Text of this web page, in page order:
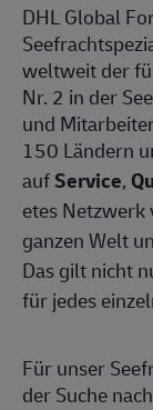
DHL Global
weltweit der
Nr. 2 in der
und
150 Ländern
aufService,
etes
ganzen Welt
Das gilt nicht
für jedes
Für unser
der Suche